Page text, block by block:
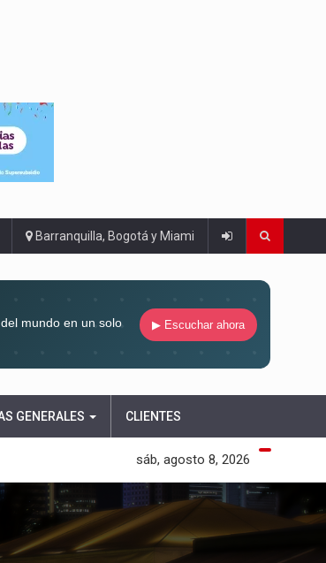
Barranquilla, Bogotá y Miami
mundo en un solo
▶ Escuchar ahora
GENERALES CLIENTES
sáb, agosto 8, 2026